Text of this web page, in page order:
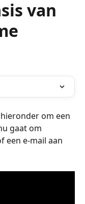
van
om een
gaat om
een e-mail aan